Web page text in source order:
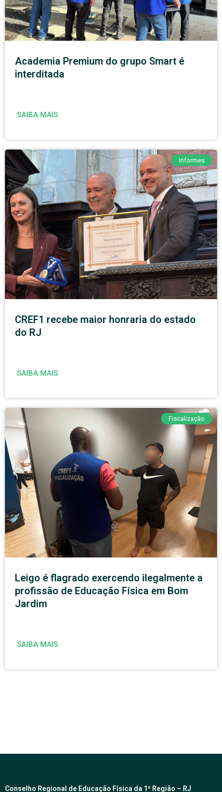
Academia Premium do grupo Smart é
interditada
SAIBA MAIS
Informes
CREF1 recebe maior honraria do estado
do RJ
SAIBA MAIS
Fiscalização
Leigo é flagrado exercendo ilegalmente a
profissão de Educação Física em Bom
Jardim
SAIBA MAIS
Conselho Regional de Educação Física da 1ª Região – RJ